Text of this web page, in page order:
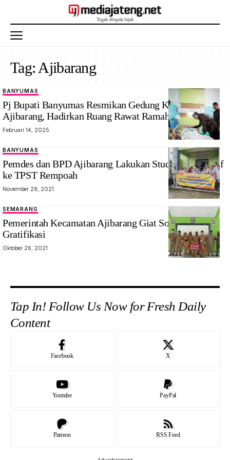
Tag: Ajibarang
BANYUMAS
Pj Bupati Banyumas Resmikan Gedung KRIS RSUD
Ajibarang, Hadirkan Ruang Rawat Ramah Anak
Februari 14, 2025
BANYUMAS
Pemdes dan BPD Ajibarang Lakukan Study Komparatif
ke TPST Rempoah
November 29, 2021
SEMARANG
Pemerintah Kecamatan Ajibarang Giat Sosialisasikan
Gratifikasi
Oktober 26, 2021
Tap In! Follow Us Now for Fresh Daily
Content
Facebook X
Youtube PayPal
Patreon RSS Feed